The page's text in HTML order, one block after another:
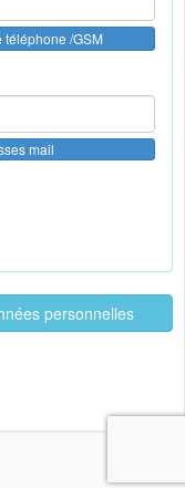
/GSM
mail
personnelles